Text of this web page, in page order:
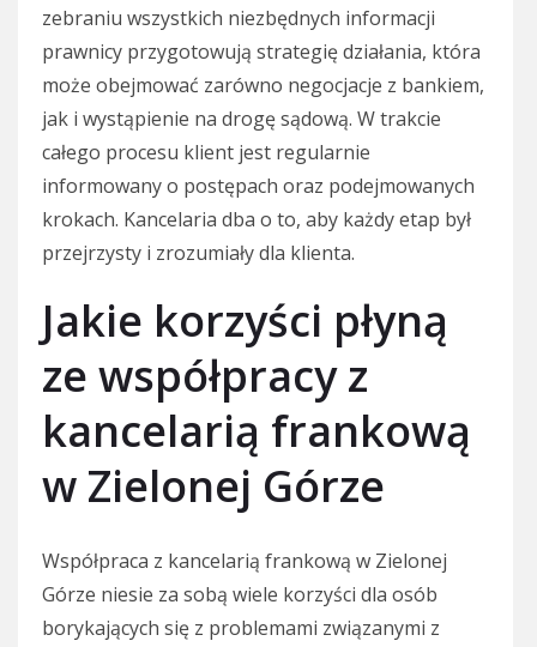
zebraniu wszystkich niezbędnych informacji
prawnicy przygotowują strategię działania, która
może obejmować zarówno negocjacje z bankiem,
jak i wystąpienie na drogę sądową. W trakcie
całego procesu klient jest regularnie
informowany o postępach oraz podejmowanych
krokach. Kancelaria dba o to, aby każdy etap był
przejrzysty i zrozumiały dla klienta.
Jakie korzyści płyną
ze współpracy z
kancelarią frankową
w Zielonej Górze
Współpraca z kancelarią frankową w Zielonej
Górze niesie za sobą wiele korzyści dla osób
borykających się z problemami związanymi z